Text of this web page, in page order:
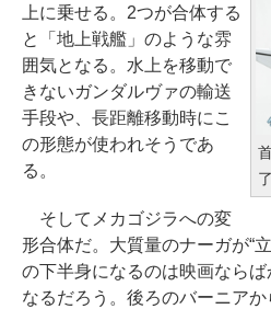
上に乗せる。2つが合体する
と「地上戦艦」のような雰
囲気となる。水上を移動で
きないガンダルヴァの輸送
手段や、長距離移動時にこ
の形態が使われそうであ
る。
そしてメカゴジラへの変
形合体だ。大質量のナーガが“
の下半身になるのは映画なら
なるだろう。後ろのバーニアか